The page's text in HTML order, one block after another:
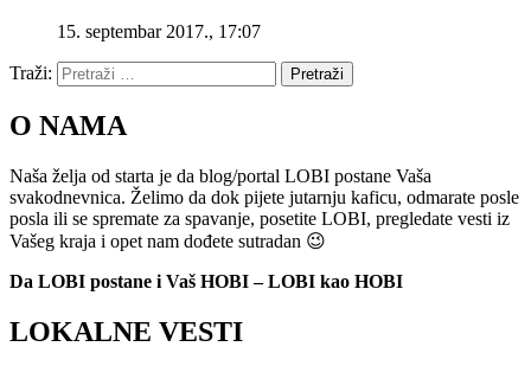
15. septembar 2017., 17:07
Traži: Pretraži
O NAMA
Naša želja od starta je da blog/portal LOBI postane Vaša
svakodnevnica. Želimo da dok pijete jutarnju kaficu, odmarate posle
posla ili se spremate za spavanje, posetite LOBI, pregledate vesti iz
Vašeg kraja i opet nam dođete sutradan 😉
Da LOBI postane i Vaš HOBI – LOBI kao HOBI
LOKALNE VESTI